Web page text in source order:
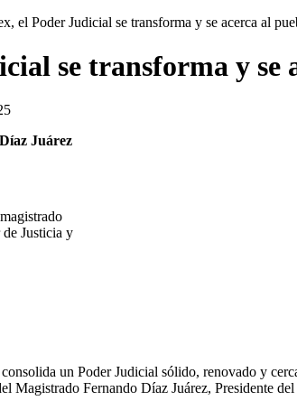
el Poder Judicial se transforma y se acerca al
se transforma y se
Juárez
Justicia y
un Poder Judicial sólido, renovado y
Magistrado Fernando Díaz Juárez, Presidente